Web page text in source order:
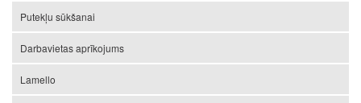
Putekļu sūkšanai
Darbavietas aprīkojums
Lamello